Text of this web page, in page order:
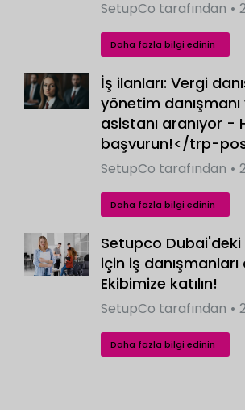
SetupCo tarafından
Daha fazla bilgi edinin
İş ilanları: Vergi
yönetim
asistanı aranıyor -
başvurun!</trp-
SetupCo tarafından
Daha fazla bilgi edinin
Setupco
için iş danışmanları
Ekibimize katılın!
SetupCo tarafından
Daha fazla bilgi edinin